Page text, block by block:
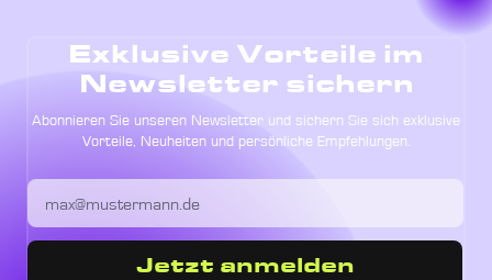
Exklusive Vorteile im
Newsletter sichern
Abonnieren Sie unseren Newsletter und sichern Sie sich exklusive
Vorteile, Neuheiten und persönliche Empfehlungen.
Jetzt anmelden